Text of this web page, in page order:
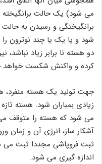
می شود) یک حالت
برانگیختگی و رسیدن به
شود و یا یک یا چند نوترون را
دو هسته نا برابر زیاد
کرده و واکنش شکست خواهد
جهت تولید یک هسته منفرد،
زیادی بمباران شود. هسته
می ‌شود که هسته را متوقف
آشکار ساز، انرژی آن و
ثبت فروپاشی مجددا ثبت می
اندازه گیری می شود.